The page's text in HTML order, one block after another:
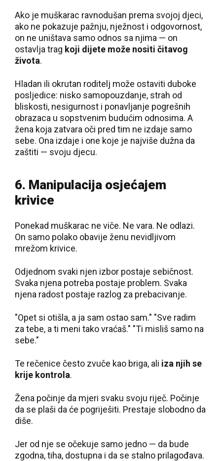
Ako je muškarac ravnodušan prema svojoj djeci,
ako ne pokazuje pažnju, nježnost i odgovornost,
on ne uništava samo odnos sa njima — on
ostavlja trag koji dijete može nositi čitavog
života.
Hladan ili okrutan roditelj može ostaviti duboke
posljedice: nisko samopouzdanje, strah od
bliskosti, nesigurnost i ponavljanje pogrešnih
obrazaca u sopstvenim budućim odnosima. A
žena koja zatvara oči pred tim ne izdaje samo
sebe. Ona izdaje i one koje je najviše dužna da
zaštiti — svoju djecu.
6. Manipulacija osjećajem
krivice
Ponekad muškarac ne viče. Ne vara. Ne odlazi.
On samo polako obavije ženu nevidljivom
mrežom krivice.
Odjednom svaki njen izbor postaje sebičnost.
Svaka njena potreba postaje problem. Svaka
njena radost postaje razlog za prebacivanje.
"Opet si otišla, a ja sam ostao sam." "Sve radim
za tebe, a ti meni tako vraćaš." "Ti misliš samo na
sebe."
Te rečenice često zvuče kao briga, ali iza njih se
krije kontrola.
Žena počinje da mjeri svaku svoju riječ. Počinje
da se plaši da će pogriješiti. Prestaje slobodno da
diše.
Jer od nje se očekuje samo jedno — da bude
zgodna, tiha, dostupna i da se stalno prilagođava.